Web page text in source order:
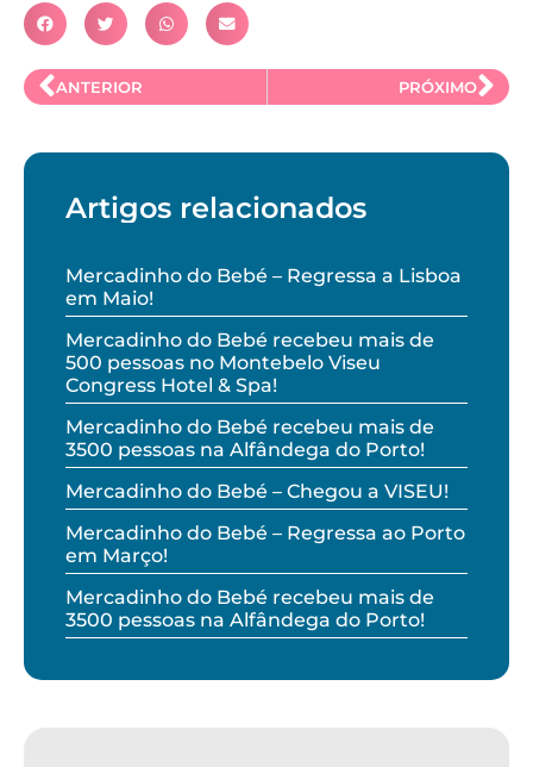
ANTERIOR PRÓXIMO
Artigos relacionados
Mercadinho do Bebé – Regressa a Lisboa
em Maio!
Mercadinho do Bebé recebeu mais de
500 pessoas no Montebelo Viseu
Congress Hotel & Spa!
Mercadinho do Bebé recebeu mais de
3500 pessoas na Alfândega do Porto!
Mercadinho do Bebé – Chegou a VISEU!
Mercadinho do Bebé – Regressa ao Porto
em Março!
Mercadinho do Bebé recebeu mais de
3500 pessoas na Alfândega do Porto!